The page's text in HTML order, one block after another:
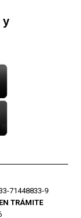
y
71448833-9
EN TRÁMITE